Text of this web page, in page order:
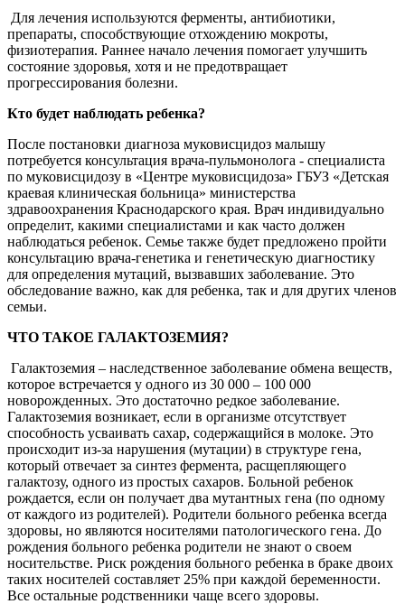
Для лечения используются ферменты, антибиотики,
препараты, способствующие отхождению мокроты,
физиотерапия. Раннее начало лечения помогает улучшить
состояние здоровья, хотя и не предотвращает
прогрессирования болезни.
Кто будет наблюдать ребенка?
После постановки диагноза муковисцидоз малышу
потребуется консультация врача-пульмонолога - специалиста
по муковисцидозу в «Центре муковисцидоза» ГБУЗ «Детская
краевая клиническая больница» министерства
здравоохранения Краснодарского края. Врач индивидуально
определит, какими специалистами и как часто должен
наблюдаться ребенок. Семье также будет предложено пройти
консультацию врача-генетика и генетическую диагностику
для определения мутаций, вызвавших заболевание. Это
обследование важно, как для ребенка, так и для других членов
семьи.
ЧТО ТАКОЕ ГАЛАКТОЗЕМИЯ?
Галактоземия – наследственное заболевание обмена веществ,
которое встречается у одного из 30 000 – 100 000
новорожденных. Это достаточно редкое заболевание.
Галактоземия возникает, если в организме отсутствует
способность усваивать сахар, содержащийся в молоке. Это
происходит из-за нарушения (мутации) в структуре гена,
который отвечает за синтез фермента, расщепляющего
галактозу, одного из простых сахаров. Больной ребенок
рождается, если он получает два мутантных гена (по одному
от каждого из родителей). Родители больного ребенка всегда
здоровы, но являются носителями патологического гена. До
рождения больного ребенка родители не знают о своем
носительстве. Риск рождения больного ребенка в браке двоих
таких носителей составляет 25% при каждой беременности.
Все остальные родственники чаще всего здоровы.